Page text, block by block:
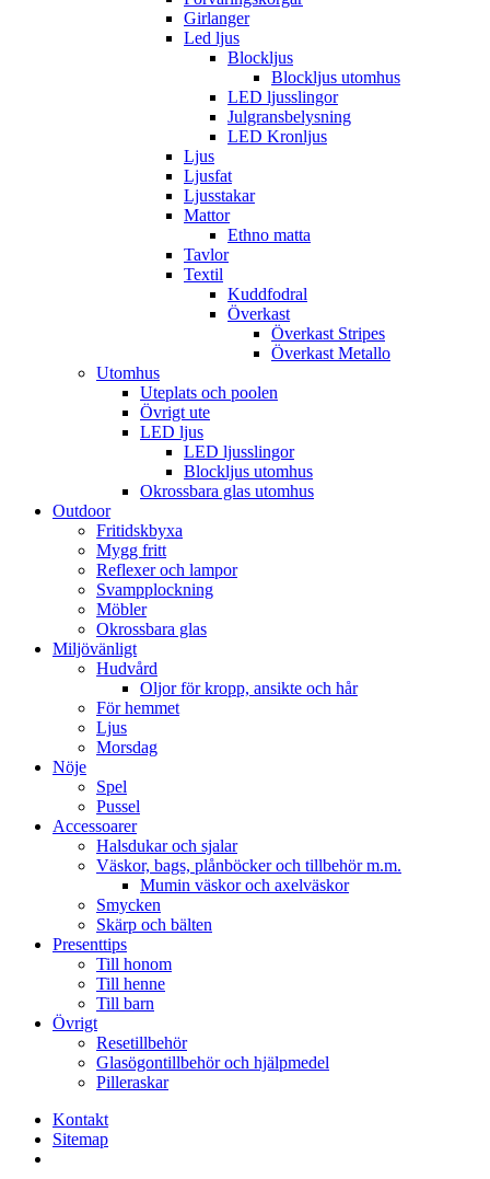
Girlanger
Led ljus
Blockljus
Blockljus utomhus
LED ljusslingor
Julgransbelysning
LED Kronljus
Ljus
Ljusfat
Ljusstakar
Mattor
Ethno matta
Tavlor
Textil
Kuddfodral
Överkast
Överkast Stripes
Överkast Metallo
Utomhus
Uteplats och poolen
Övrigt ute
LED ljus
LED ljusslingor
Blockljus utomhus
Okrossbara glas utomhus
Outdoor
Fritidskbyxa
Mygg fritt
Reflexer och lampor
Svampplockning
Möbler
Okrossbara glas
Miljövänligt
Hudvård
Oljor för kropp, ansikte och hår
För hemmet
Ljus
Morsdag
Nöje
Spel
Pussel
Accessoarer
Halsdukar och sjalar
Väskor, bags, plånböcker och tillbehör m.m.
Mumin väskor och axelväskor
Smycken
Skärp och bälten
Presenttips
Till honom
Till henne
Till barn
Övrigt
Resetillbehör
Glasögontillbehör och hjälpmedel
Pilleraskar
Kontakt
Sitemap